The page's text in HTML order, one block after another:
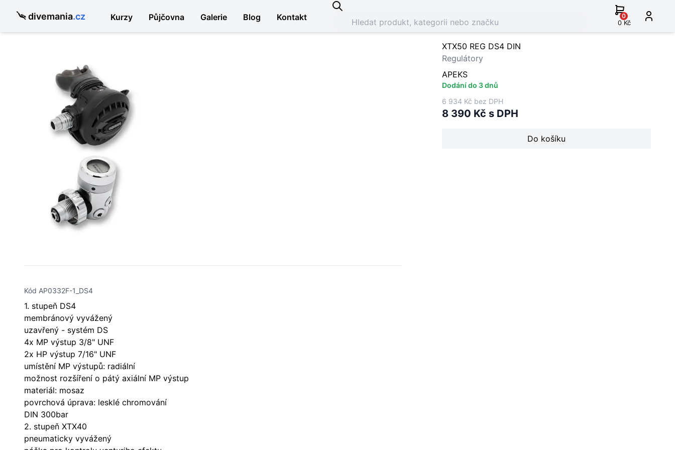
divemania.cz Kurzy Půjčovna Galerie Blog Kontakt
0
0 Kč
XTX50 REG DS4 DIN
Regulátory
APEKS
Dodání do 3 dnů
6 934 Kč bez DPH
8 390 Kč s DPH
Do košíku
Kód AP0332F-1_DS4
1. stupeň DS4
membránový vyvážený
uzavřený - systém DS
4x MP výstup 3/8" UNF
2x HP výstup 7/16" UNF
umístění MP výstupů: radiální
možnost rozšíření o pátý axiální MP výstup
materiál: mosaz
povrchová úprava: lesklé chromování
DIN 300bar
2. stupeň XTX40
pneumaticky vyvážený